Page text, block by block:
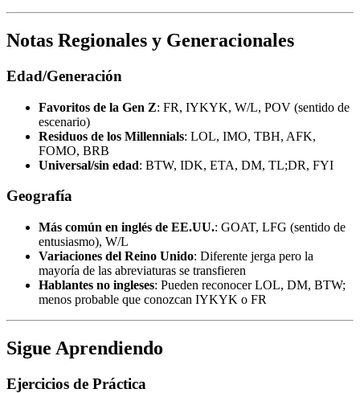
Notas Regionales y Generacionales
Edad/Generación
Favoritos de la Gen Z: FR, IYKYK, W/L, POV (sentido de
escenario)
Residuos de los Millennials: LOL, IMO, TBH, AFK,
FOMO, BRB
Universal/sin edad: BTW, IDK, ETA, DM, TL;DR, FYI
Geografía
Más común en inglés de EE.UU.: GOAT, LFG (sentido de
entusiasmo), W/L
Variaciones del Reino Unido: Diferente jerga pero la
mayoría de las abreviaturas se transfieren
Hablantes no ingleses: Pueden reconocer LOL, DM, BTW;
menos probable que conozcan IYKYK o FR
Sigue Aprendiendo
Ejercicios de Práctica